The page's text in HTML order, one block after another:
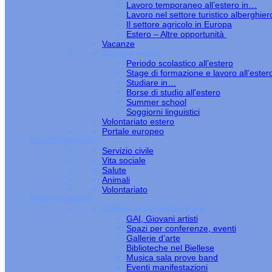
Lavoro temporaneo all’estero in…
Lavoro nel settore turistico
Il settore agricolo in Europa
Estero – Altre opportunità
Vacanze
Studiare estero
Periodo scolastico all’estero
Stage di formazione e lavoro
Studiare in…
Borse di studio all'estero
Summer school
Soggiorni linguistici
Volontariato estero
Portale europeo
VOLONTARIATO
Servizio civile
Vita sociale
Salute
Animali
Volontariato
TEMPO LIBERO
Cultura arte e tempo libero
GAI, Giovani artisti
Spazi per conferenze, eventi
Gallerie d’arte
Biblioteche nel Biellese
Musica sala prove band
Eventi manifestazioni